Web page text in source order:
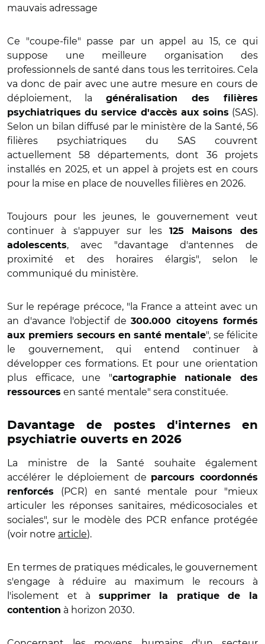
mauvais adressage
Ce "coupe-file" passe par un appel au 15, ce qui
suppose une meilleure organisation des
professionnels de santé dans tous les territoires. Cela
va donc de pair avec une autre mesure en cours de
déploiement, la généralisation des filières
psychiatriques du service d'accès aux soins (SAS).
Selon un bilan diffusé par le ministère de la Santé, 56
filières psychiatriques du SAS couvrent
actuellement 58 départements, dont 36 projets
installés en 2025, et un appel à projets est en cours
pour la mise en place de nouvelles filières en 2026.
Toujours pour les jeunes, le gouvernement veut
continuer à s'appuyer sur les
125 Maisons des
adolescents, avec "davantage d'antennes de
proximité et des horaires élargis", selon le
communiqué du ministère.
Sur le repérage précoce, "la France a atteint avec un
an d'avance l'objectif de 300.000 citoyens formés
aux premiers secours en santé mentale", se félicite
le gouvernement, qui entend continuer à
développer ces formations. Et pour une orientation
plus efficace, une "cartographie nationale des
ressources en santé mentale" sera constituée.
Davantage de postes d'internes en
psychiatrie ouverts en 2026
La ministre de la Santé souhaite également
accélérer le déploiement de parcours coordonnés
renforcés
(PCR) en santé mentale pour "mieux
articuler les réponses sanitaires, médicosociales et
sociales", sur le modèle des PCR enfance protégée
(voir notre article).
En termes de pratiques médicales, le gouvernement
s'engage à réduire au maximum le recours à
l'isolement et à
supprimer la pratique de la
contention à horizon 2030.